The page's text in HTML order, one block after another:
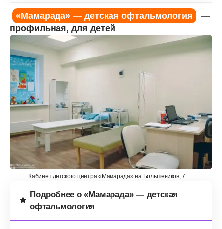
«Мамарада» — детская офтальмология
—
профильная, для детей
Кабинет детского центра «Мамарада» на Большевиков, 7
Подробнее о «Мамарада» — детская
офтальмология